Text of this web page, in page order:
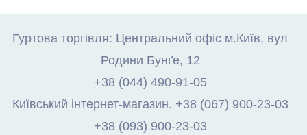
Гуртова торгівля: Центральний офіс м.Київ, вул
Родини Бунґе, 12
+38 (044) 490-91-05
Київський інтернет-магазин. +38 (067) 900-23-03
+38 (093) 900-23-03